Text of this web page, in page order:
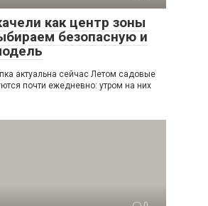
как центр зоны
безопасную и
актуальна сейчас Летом садовые
почти ежедневно: утром на них